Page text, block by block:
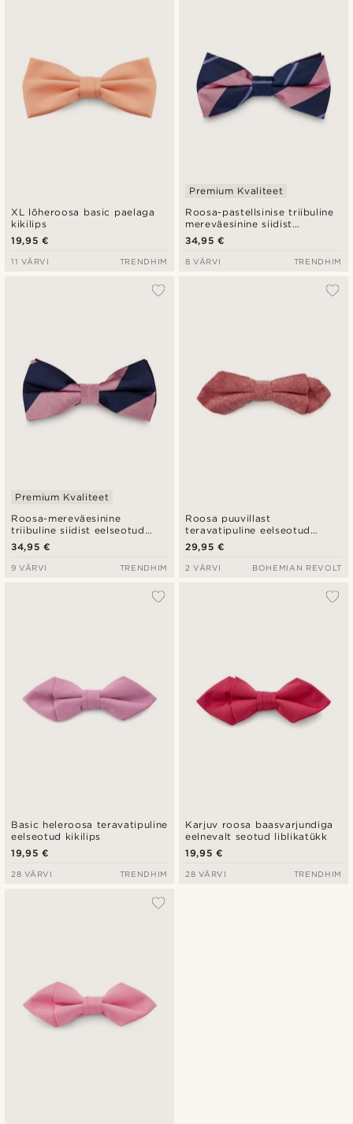
XL lõheroosa basic paelaga
kikilips
19,95 €
11 VÄRVI TRENDHIM
Roosa-pastellsinise triibuline
mereväesinine siidist
eelseotud kikilips
Premium Kvaliteet
34,95 €
8 VÄRVI TRENDHIM
Roosa-mereväesinine
triibuline siidist eelseotud
kikilips
Premium Kvaliteet
34,95 €
9 VÄRVI TRENDHIM
Roosa puuvillast
teravatipuline eelseotud
kikilips
29,95 €
2 VÄRVI BOHEMIAN REVOLT
Basic heleroosa teravatipuline
eelseotud kikilips
19,95 €
28 VÄRVI TRENDHIM
Karjuv roosa baasvarjundiga
eelnevalt seotud liblikatükk
19,95 €
28 VÄRVI TRENDHIM